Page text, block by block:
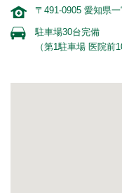
〒491-0905 愛知県
駐車場30台完備
（第1駐車場 医院前